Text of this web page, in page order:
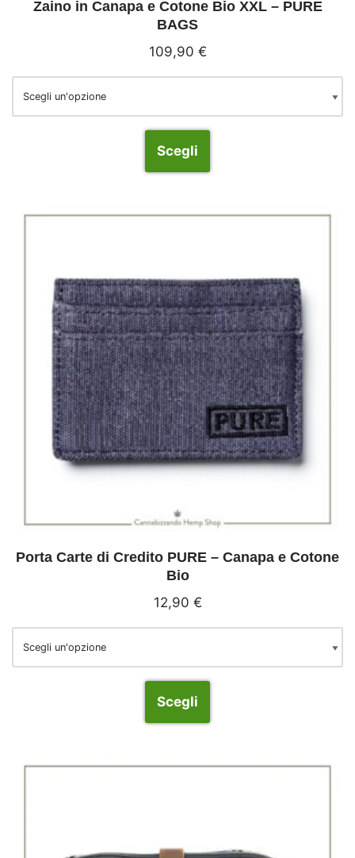
Zaino in Canapa e Cotone Bio XXL – PURE
BAGS
109,90 €
Scegli
Porta Carte di Credito PURE – Canapa e Cotone
Bio
12,90 €
Scegli